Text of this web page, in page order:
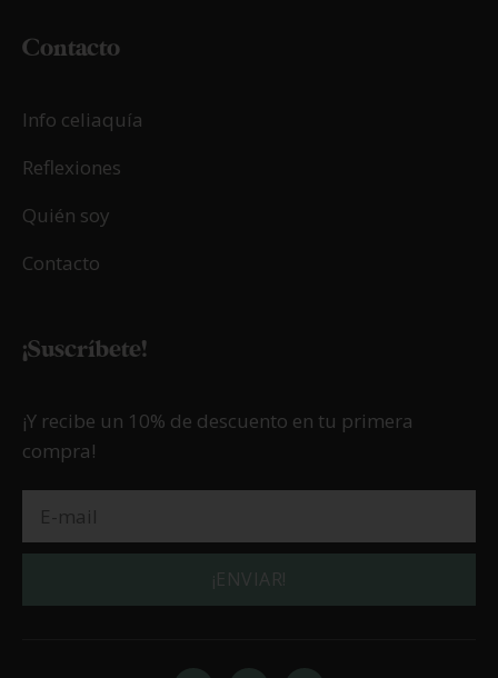
Contacto
Info celiaquía
Reflexiones
Quién soy
Contacto
¡Suscríbete!
¡Y recibe un 10% de descuento en tu primera
compra!
¡ENVIAR!